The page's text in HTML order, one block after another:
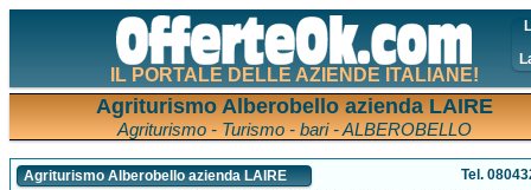
IL PORTALE DELLE AZIENDE ITALIANE!
Agriturismo Alberobello azienda LAIRE
Agriturismo - Turismo - bari - ALBEROBELLO
Agriturismo Alberobello azienda LAIRE Tel.